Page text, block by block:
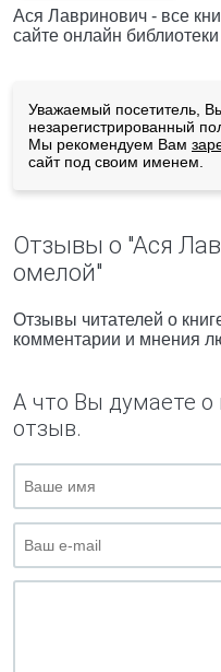
Ася Лавринович - все
сайте онлайн
Уважаемый посетитель,
незарегистрированный
Мы рекомендуем Вам
сайт под своим именем.
Отзывы о "Ася
омелой"
Отзывы читателей о
комментарии и мнения
А что Вы думаете о
отзыв.